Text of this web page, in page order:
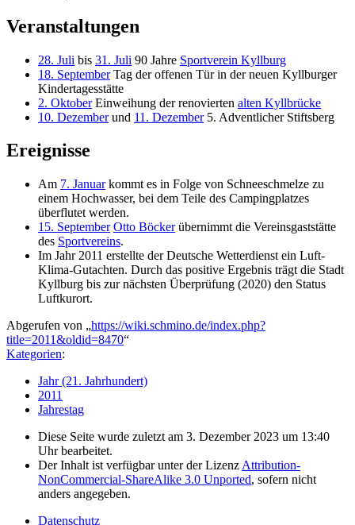
Veranstaltungen
28. Juli bis 31. Juli 90 Jahre Sportverein Kyllburg
18. SeptemberTag der offenen Tür in der neuen Kyllburger
Kindertagesstätte
2. OktoberEinweihung der renovierten alten Kyllbrücke
10. Dezemberund 11. Dezember5. Adventlicher Stiftsberg
Ereignisse
Am 7. Januarkommt es in Folge von Schneeschmelze zu
einem Hochwasser, bei dem Teile des Campingplatzes
überflutet werden.
15. September Otto Böckerübernimmt die Vereinsgaststätte
des Sportvereins.
Im Jahr 2011 erstellte der Deutsche Wetterdienst ein Luft-
Klima-Gutachten. Durch das positive Ergebnis trägt die Stadt
Kyllburg bis zur nächsten Überprüfung (2020) den Status
Luftkurort.
Abgerufen von „https://wiki.schmino.de/index.php?
title=2011&oldid=8470“
Kategorien:
Jahr (21. Jahrhundert)
2011
Jahrestag
Diese Seite wurde zuletzt am 3. Dezember 2023 um 13:40
Uhr bearbeitet.
Der Inhalt ist verfügbar unter der Lizenz Attribution-
NonCommercial-ShareAlike 3.0 Unported, sofern nicht
anders angegeben.
Datenschutz